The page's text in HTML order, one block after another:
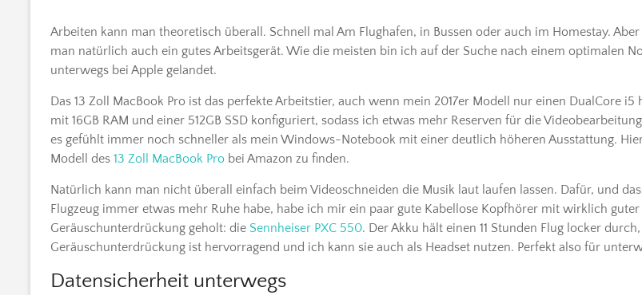
Arbeiten kann man theoretisch überall. Schnell mal Am Flughafen, in Bussen oder auch im Homestay.
man natürlich auch ein gutes Arbeitsgerät. Wie die meisten bin ich auf der Suche nach einem optimalen
unterwegs bei Apple gelandet.
Das 13 Zoll MacBook Pro ist das perfekte Arbeitstier, auch wenn mein 2017er Modell nur einen DualCore i5
mit 16GB RAM und einer 512GB SSD konfiguriert, sodass ich etwas mehr Reserven für die
es gefühlt immer noch schneller als mein Windows-Notebook mit einer deutlich höheren Ausstattung.
Modell des 13 Zoll MacBook Pro bei Amazon zu finden.
Natürlich kann man nicht überall einfach beim Videoschneiden die Musik laut laufen lassen. Dafür, und
Flugzeug immer etwas mehr Ruhe habe, habe ich mir ein paar gute Kabellose Kopfhörer mit wirklich guter
Geräuschunterdrückung geholt: die Sennheiser PXC 550. Der Akku hält einen 11 Stunden Flug locker
Geräuschunterdrückung ist hervorragend und ich kann sie auch als Headset nutzen. Perfekt also für
Datensicherheit unterwegs